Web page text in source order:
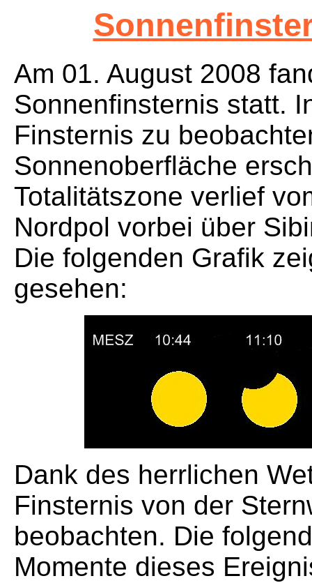
Am 01. August 2008
Sonnenfinsternis statt.
Finsternis zu
Sonnenoberfläche
Totalitätszone verlief
Nordpol vorbei über
Die folgenden Grafik
gesehen:
Dank des herrlichen
Finsternis von der
beobachten. Die
Momente dieses